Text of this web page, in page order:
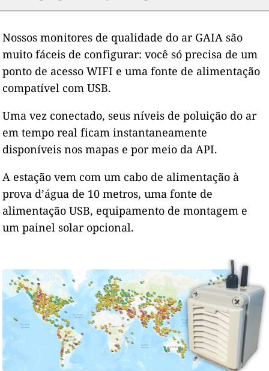
Nossos monitores de qualidade do ar GAIA são
muito fáceis de configurar: você só precisa de um
ponto de acesso WIFI e uma fonte de alimentação
compatível com USB.
Uma vez conectado, seus níveis de poluição do ar
em tempo real ficam instantaneamente
disponíveis nos mapas e por meio da API.
A estação vem com um cabo de alimentação à
prova d’água de 10 metros, uma fonte de
alimentação USB, equipamento de montagem e
um painel solar opcional.